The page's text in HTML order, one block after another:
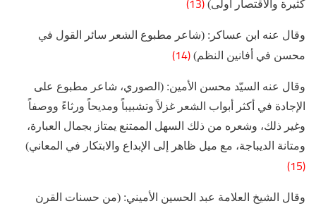
كثيرة والاقتصار أولى)
وقال عنه ابن عساكر: (شاعر مطبوع الشعر سائر القول في
محسن في أفانين النظم) (14)
وقال عنه السيّد محسن الأمين: (الصوري، شاعر مطبوع على
الإجادة في أكثر أبواب الشعر غزلاً وتشبيباً ومديحاً ورثاءً ووصفاً
وغير ذلك، وشعره من ذلك السهل الممتنع يمتاز بجمال العبارة،
ومتانة الديباجة، مع ميل ظاهر إلى الإبداع والابتكار في المعاني)
(15)
وقال الشيخ العلامة عبد الحسين الأميني: (من حسنات القرن